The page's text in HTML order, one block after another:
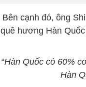
Bên cạnh đó, ông
quê hương Hàn
“Hàn Quốc có 60%
Hàn